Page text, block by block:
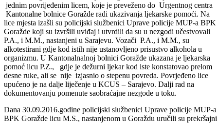
Odštampaj stranicu
Dana 30.09.2016.godine u 11,30 sati u mjestu Ljeljanak ,općina
u FBiH, dogodila se saobraćajna nezgoda, sa materijalnom štetom i
jednim povrijeđenim licem, koje je preveženo do Urgentnog centra
Kantonalne bolnice Goražde radi ukazivanja ljekarske pomoći. Na
lice mjesta izašli su policijski službenici Uprave policije MUP-a BPK
Goražde koji su izvršili uviđaj i utvrdili da su u nezgodi učestvovali
P.A., i M.M., nastanjeni u Sarajevu. Vozači P.A., i M.M., su
alkotestirani gdje kod istih nije ustanovljeno prisustvo alkohola u
organizmu. U Kantonalnalnoj bolnici Goražde ukazana je ljekarska
pomoć licu P.Z., gdje je dežurni ljekar kod iste konstatovao prelom
upućeno je na dalje liječenje u KCUS – Sarajevo. Dalji rad na
dokumentovanju pomenute saobraćajne nezgode u toku.